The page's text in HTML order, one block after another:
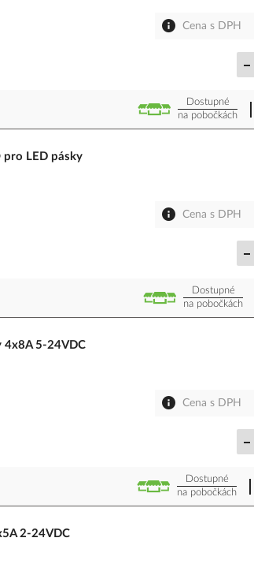
Cena s DPH
Dostupné
na pobočkách
pro LED pásky
Cena s DPH
Dostupné
na pobočkách
4x8A 5-24VDC
Cena s DPH
Dostupné
na pobočkách
2-24VDC